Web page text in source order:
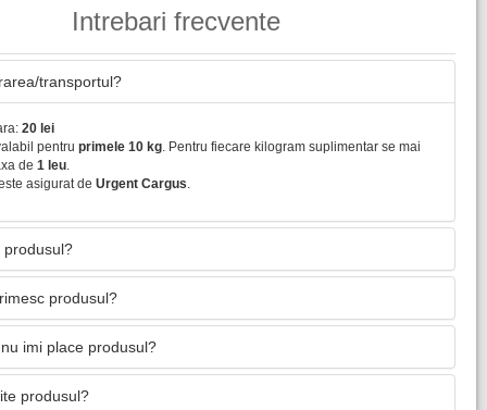
Intrebari frecvente
transportul?
20 lei
pentru primele 10 kg. Pentru fiecare kilogram suplimentar se mai
de 1 leu.
asigurat de Urgent Cargus.
produsul?
produsul?
imi place produsul?
produsul?